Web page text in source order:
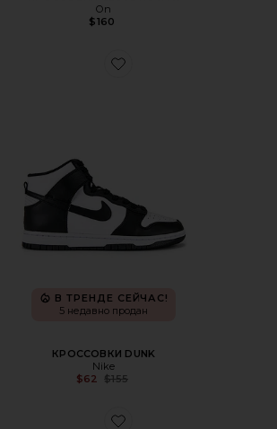
On
$160
Favorite КРОССОВКИ DUNK
В ТРЕНДЕ СЕЙЧАС!
5 недавно продан
КРОССОВКИ DUNK
Nike
$62 Previous price:
$155